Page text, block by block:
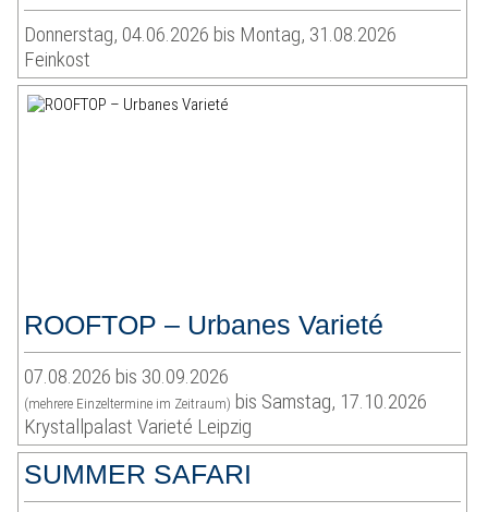
Donnerstag, 04.06.2026 bis Montag, 31.08.2026
Feinkost
ROOFTOP – Urbanes Varieté
07.08.2026 bis 30.09.2026
(mehrere Einzeltermine im Zeitraum) bis Samstag, 17.10.2026
Krystallpalast Varieté Leipzig
SUMMER SAFARI